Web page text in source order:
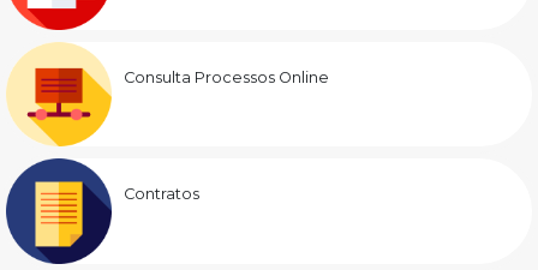
Consulta Processos Online
Contratos